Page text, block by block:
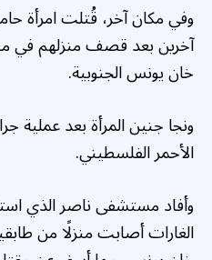
آخرين بعد قصف منزلهم في
خان يونس الجنوبية.
ونجا جنين المرأة بعد عملية
الأحمر الفلسطيني.
وأفاد مستشفى ناصر الذي
الغارات أصابت منزلًا من